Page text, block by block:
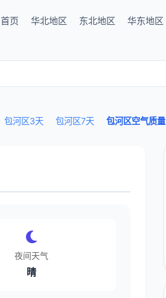
首页 华北地区 东北地区 华东地区
包河区3天 包河区7天 包河区空气质量
夜间天气
晴